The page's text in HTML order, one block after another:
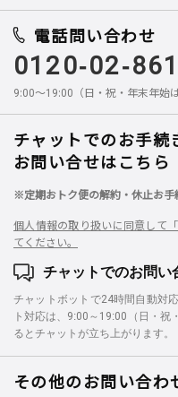
電話問い合わせ
0120-02-
9:00～19:00（日・祝・年末年始は
チャットでのお手続
お問い合せはこちら
※定期おトク便の解約・休止お手
個人情報の取り扱いに同意して
てください。
チャットでのお問い
チャットボットで24時間自動対
ト対応は、9:00～19:00（日・祝
るとチャットが立ち上がります。
その他のお問い合わ